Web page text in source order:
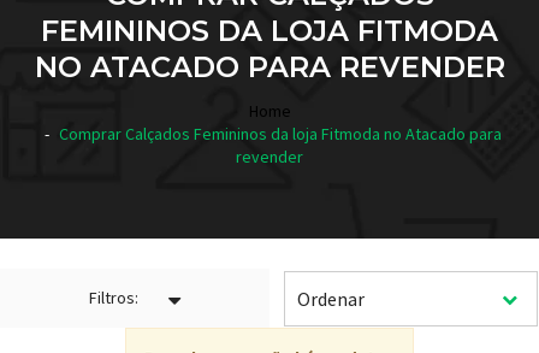
FEMININOS DA LOJA FITMODA
NO ATACADO PARA REVENDER
Home
Comprar Calçados Femininos da loja Fitmoda no Atacado para
revender
Filtros: